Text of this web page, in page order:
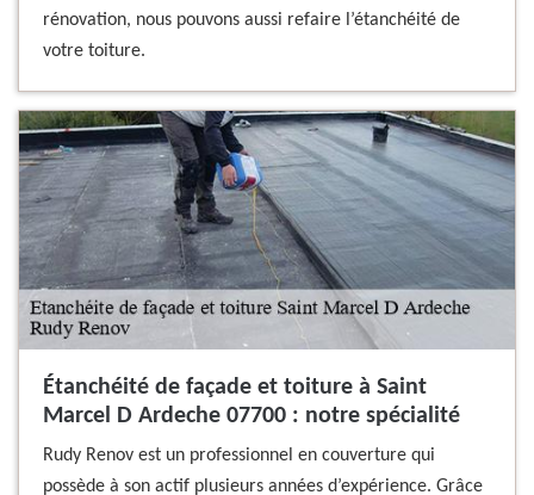
rénovation, nous pouvons aussi refaire l’étanchéité de
votre toiture.
Étanchéité de façade et toiture à Saint
Marcel D Ardeche 07700 : notre spécialité
Rudy Renov est un professionnel en couverture qui
possède à son actif plusieurs années d’expérience. Grâce